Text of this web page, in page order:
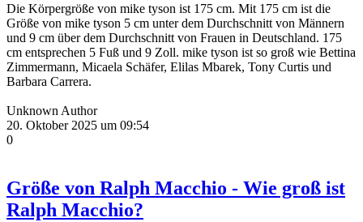
Die Körpergröße von mike tyson ist 175 cm. Mit 175 cm ist die
Größe von mike tyson 5 cm unter dem Durchschnitt von Männern
und 9 cm über dem Durchschnitt von Frauen in Deutschland. 175
cm entsprechen 5 Fuß und 9 Zoll. mike tyson ist so groß wie Bettina
Zimmermann, Micaela Schäfer, Elilas Mbarek, Tony Curtis und
Barbara Carrera.
Unknown Author
20. Oktober 2025 um 09:54
0
Größe von Ralph Macchio - Wie groß ist
Ralph Macchio?